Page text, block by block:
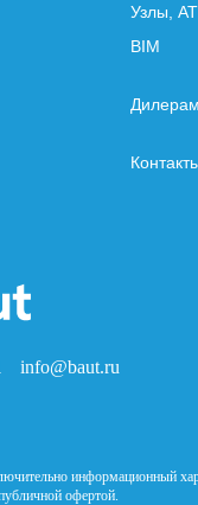
Узлы,
BIM
Дилерам
info@baut.ru
информационный
офертой.